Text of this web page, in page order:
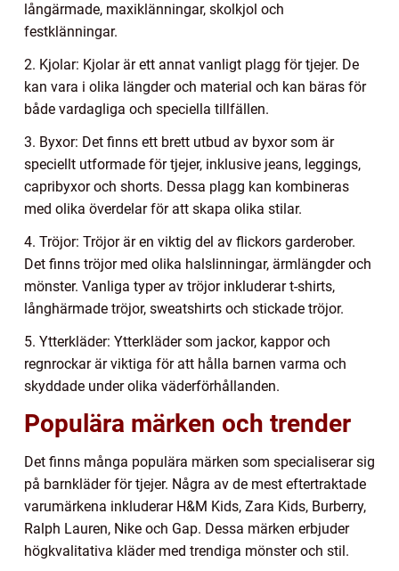
långärmade, maxiklänningar, skolkjol och
festklänningar.
2. Kjolar: Kjolar är ett annat vanligt plagg för tjejer. De
kan vara i olika längder och material och kan bäras för
både vardagliga och speciella tillfällen.
3. Byxor: Det finns ett brett utbud av byxor som är
speciellt utformade för tjejer, inklusive jeans, leggings,
capribyxor och shorts. Dessa plagg kan kombineras
med olika överdelar för att skapa olika stilar.
4. Tröjor: Tröjor är en viktig del av flickors garderober.
Det finns tröjor med olika halslinningar, ärmlängder och
mönster. Vanliga typer av tröjor inkluderar t-shirts,
långhärmade tröjor, sweatshirts och stickade tröjor.
5. Ytterkläder: Ytterkläder som jackor, kappor och
regnrockar är viktiga för att hålla barnen varma och
skyddade under olika väderförhållanden.
Populära märken och trender
Det finns många populära märken som specialiserar sig
på barnkläder för tjejer. Några av de mest eftertraktade
varumärkena inkluderar H&M Kids, Zara Kids, Burberry,
Ralph Lauren, Nike och Gap. Dessa märken erbjuder
högkvalitativa kläder med trendiga mönster och stil.